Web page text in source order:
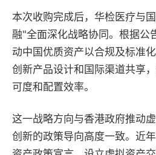
本次收购完成后，华检医疗与
融"全面深化战略协同。根据公
动中国优质资产以合规及标准
创新产品设计和国际渠道共享
可度和配置效率。
这一战略方向与香港政府推动
创新的政策导向高度一致。近